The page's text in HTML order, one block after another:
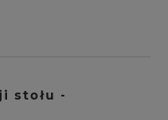
stołu -